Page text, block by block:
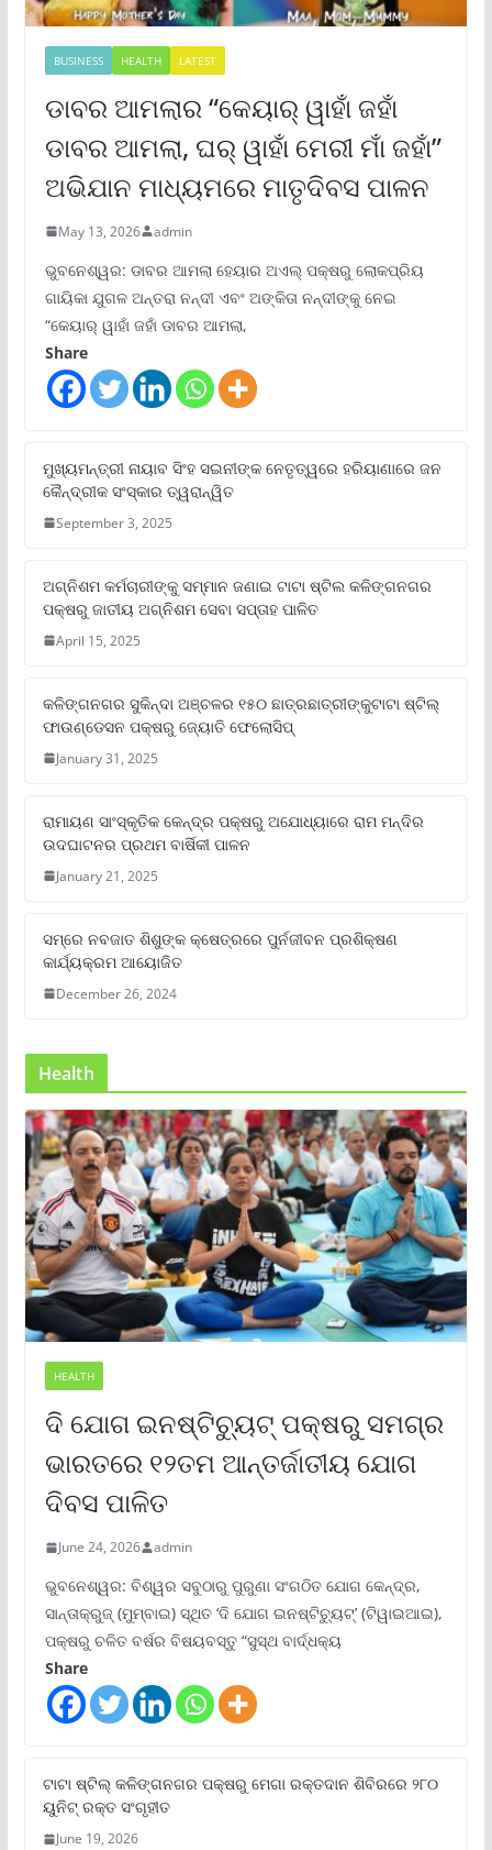
BUSINESS HEALTH LATEST
ଡାବର ଆମଲାର “କେୟାର୍ ୱାହାଁ ଜହାଁ
ଡାବର ଆମଲା, ଘର୍ ୱାହାଁ ମେରୀ ମାଁ ଜହାଁ”
ଅଭିଯାନ ମାଧ୍ୟମରେ ମାତୃଦିବସ ପାଳନ
May 13, 2026 admin
ଭୁବନେଶ୍ୱର: ଡାବର ଆମଲା ହେୟାର ଅଏଲ୍ ପକ୍ଷରୁ ଲୋକପ୍ରିୟ
ଗାୟିକା ଯୁଗଳ ଅନ୍ତରା ନନ୍ଦୀ ଏବଂ ଅଙ୍କିତା ନନ୍ଦୀଙ୍କୁ ନେଇ
“କେୟାର୍ ୱାହାଁ ଜହାଁ ଡାବର ଆମଲା,
Share
ମୁଖ୍ୟମନ୍ତ୍ରୀ ନାୟାବ ସିଂହ ସଇନୀଙ୍କ ନେତୃତ୍ୱରେ ହରିୟାଣାରେ ଜନ
କୈନ୍ଦ୍ରୀକ ସଂସ୍କାର ତ୍ୱରାନ୍ୱିତ
September 3, 2025
ଅଗ୍ନିଶମ କର୍ମଚାରୀଙ୍କୁ ସମ୍ମାନ ଜଣାଇ ଟାଟା ଷ୍ଟିଲ କଳିଙ୍ଗନଗର
ପକ୍ଷରୁ ଜାତୀୟ ଅଗ୍ନିଶମ ସେବା ସପ୍ତାହ ପାଳିତ
April 15, 2025
କଳିଙ୍ଗନଗର ସୁକିନ୍ଦା ଅଞ୍ଚଳର ୧୫୦ ଛାତ୍ରଛାତ୍ରୀଙ୍କୁଟାଟା ଷ୍ଟିଲ୍
ଫାଉଣ୍ଡେସନ ପକ୍ଷରୁ ଜ୍ୟୋତି ଫେଲୋସିପ୍‌
January 31, 2025
ରାମାୟଣ ସାଂସ୍କୃତିକ କେନ୍ଦ୍ର ପକ୍ଷରୁ ଅଯୋଧ୍ୟାରେ ରାମ ମନ୍ଦିର
ଉଦଘାଟନର ପ୍ରଥମ ବାର୍ଷିକୀ ପାଳନ
January 21, 2025
ସମ୍‌ରେ ନବଜାତ ଶିଶୁଙ୍କ କ୍ଷେତ୍ରରେ ପୁର୍ନଜୀବନ ପ୍ରଶିକ୍ଷଣ
କାର୍ଯ୍ୟକ୍ରମ ଆୟୋଜିତ
December 26, 2024
Health
HEALTH
ଦି ଯୋଗ ଇନଷ୍ଟିଚ୍ୟୁଟ୍ ପକ୍ଷରୁ ସମଗ୍ର
ଭାରତରେ ୧୨ତମ ଆନ୍ତର୍ଜାତୀୟ ଯୋଗ
ଦିବସ ପାଳିତ
June 24, 2026 admin
ଭୁବନେଶ୍ୱର: ବିଶ୍ୱର ସବୁଠାରୁ ପୁରୁଣା ସଂଗଠିତ ଯୋଗ କେନ୍ଦ୍ର,
ସାନ୍ତାକ୍ରୁଜ୍ (ମୁମ୍ବାଇ) ସ୍ଥିତ ‘ଦି ଯୋଗ ଇନଷ୍ଟିଚ୍ୟୁଟ୍‌’ (ଟିୱାଇଆଇ),
ପକ୍ଷରୁ ଚଳିତ ବର୍ଷର ବିଷୟବସ୍ତୁ “ସୁସ୍ଥ ବାର୍ଦ୍ଧକ୍ୟ
Share
ଟାଟା ଷ୍ଟିଲ୍‌ କଳିଙ୍ଗନଗର ପକ୍ଷରୁ ମେଗା ରକ୍ତଦାନ ଶିବିରରେ ୨୮୦
ୟୁନିଟ୍‌ ରକ୍ତ ସଂଗୃହୀତ
June 19, 2026